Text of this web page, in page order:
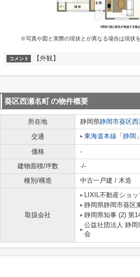
※写真や図と実際の現状とが異なる場合は現状
コメント 【外観】
葵区西瀬名町の物件概要
所在地 静岡県静岡市葵区西
交通
東海道本線 「 静岡
価格 -
建物面積/坪数
-/-
種別/構造
中古一戸建 / 木造
取扱会社
LIXIL不動産ショ
静岡県静岡市葵区
静岡県知事 (2) 第
公益社団法人 静
会